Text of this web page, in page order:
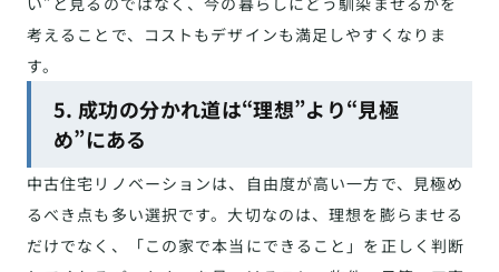
考えることで、コストもデザインも満足しやすくなりま
す。
5. 成功の分かれ道は“理想”より“見極
め”にある
中古住宅リノベーションは、自由度が高い一方で、見極め
るべき点も多い選択です。大切なのは、理想を膨らませる
だけでなく、「この家で本当にできること」を正しく判断